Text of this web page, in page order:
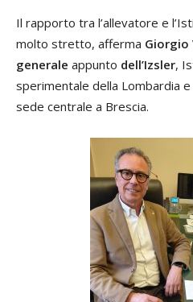
Il rapporto tra l’allevatore e
molto stretto, afferma Giorgio
generale appunto dell’Izsler,
sperimentale della Lombardia e
sede centrale a Brescia.